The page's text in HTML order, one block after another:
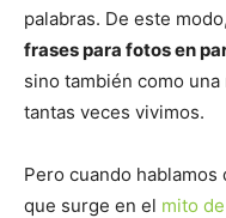
palabras. De este modo,
frases para fotos en
sino también como
tantas veces vivimos.
Pero cuando
que surge en el mito